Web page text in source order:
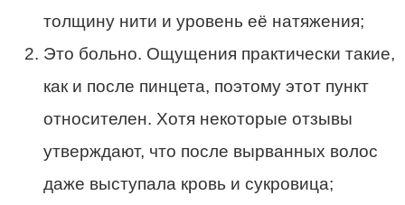
толщину нити и уровень её натяжения;
Это больно. Ощущения практически такие,
как и после пинцета, поэтому этот пункт
относителен. Хотя некоторые отзывы
утверждают, что после вырванных волос
даже выступала кровь и сукровица;